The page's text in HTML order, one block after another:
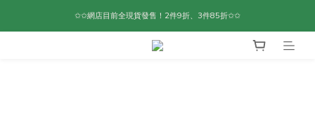
✩✩網店目前全現貨發售！2件9折、3件85折✩✩